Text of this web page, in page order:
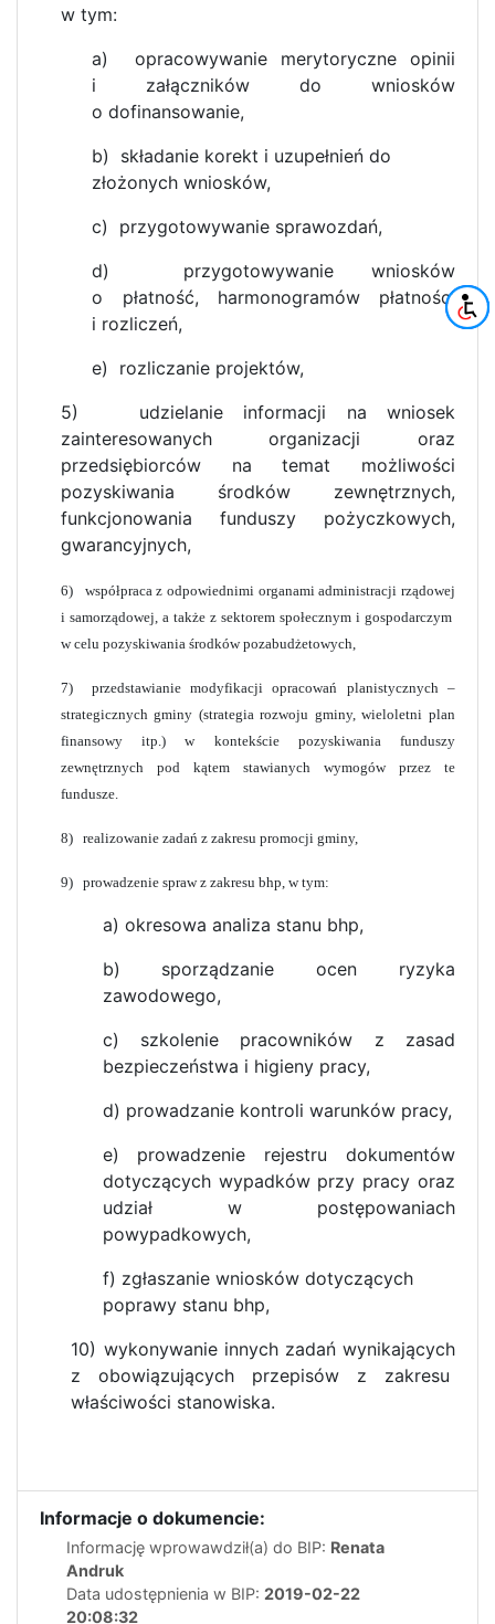
w tym:
a)opracowywanie merytoryczne opinii
i załączników do wniosków
o dofinansowanie,
b) składanie korekt i uzupełnień do
złożonych wniosków,
c) przygotowywanie sprawozdań,
d) przygotowywanie wniosków
o płatność, harmonogramów płatności
i rozliczeń,
e) rozliczanie projektów,
5) udzielanie informacji na wniosek
zainteresowanych organizacji oraz
przedsiębiorców na temat możliwości
pozyskiwania środków zewnętrznych,
funkcjonowania funduszy pożyczkowych,
gwarancyjnych,
6)
współpraca z odpowiednimi organami administracji rządowej
i samorządowej, a także z sektorem społecznym i gospodarczym
w celu pozyskiwania środków pozabudżetowych,
7)
przedstawianie modyfikacji opracowań planistycznych –
strategicznych gminy (strategia rozwoju gminy, wieloletni plan
finansowy itp.) w kontekście pozyskiwania funduszy
zewnętrznych pod kątem stawianych wymogów przez te
fundusze.
8) realizowanie zadań z zakresu promocji gminy,
9) prowadzenie spraw z zakresu bhp, w tym:
a) okresowa analiza stanu bhp,
b) sporządzanie ocen ryzyka
zawodowego,
c) szkolenie pracowników z zasad
bezpieczeństwa i higieny pracy,
d) prowadzanie kontroli warunków pracy,
e) prowadzenie rejestru dokumentów
dotyczących wypadków przy pracy oraz
udział w postępowaniach
powypadkowych,
f) zgłaszanie wniosków dotyczących
poprawy stanu bhp,
10) wykonywanie innych zadań wynikających
z obowiązujących przepisów z zakresu
właściwości stanowiska.
Informacje o dokumencie:
Informację wprowawdził(a) do BIP: Renata
Andruk
Data udostępnienia w BIP: 2019-02-22
20:08:32